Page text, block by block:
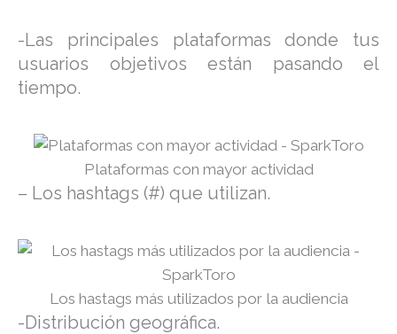
-Las principales plataformas donde tus
usuarios objetivos están pasando el
tiempo.
Plataformas con mayor actividad
– Los hashtags (#) que utilizan.
Los hastags más utilizados por la audiencia
-Distribución geográfica.